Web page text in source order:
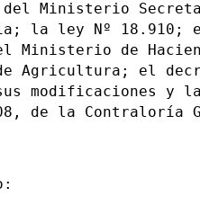
del Ministerio
la ley Nº 18.910;
Ministerio de
Agricultura; el
modificaciones y
de la Contraloría